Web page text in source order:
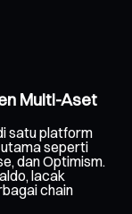
Multi-Aset
satu platform
utama seperti
dan Optimism.
lacak
chain